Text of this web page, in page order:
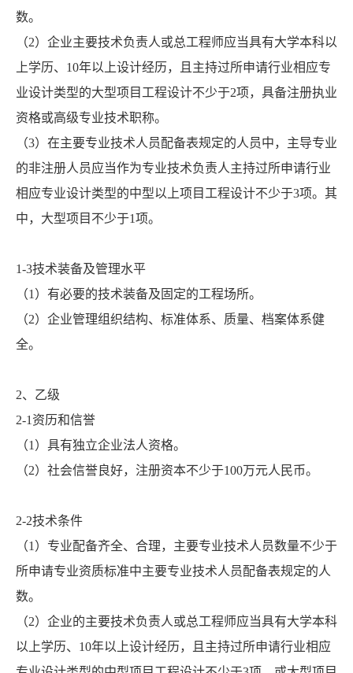
数。
（2）企业主要技术负责人或总工程师应当具有大学本科以
上学历、10年以上设计经历，且主持过所申请行业相应专
业设计类型的大型项目工程设计不少于2项，具备注册执业
资格或高级专业技术职称。
（3）在主要专业技术人员配备表规定的人员中，主导专业
的非注册人员应当作为专业技术负责人主持过所申请行业
相应专业设计类型的中型以上项目工程设计不少于3项。其
中，大型项目不少于1项。
1-3技术装备及管理水平
（1）有必要的技术装备及固定的工程场所。
（2）企业管理组织结构、标准体系、质量、档案体系健
全。
2、乙级
2-1资历和信誉
（1）具有独立企业法人资格。
（2）社会信誉良好，注册资本不少于100万元人民币。
2-2技术条件
（1）专业配备齐全、合理，主要专业技术人员数量不少于
所申请专业资质标准中主要专业技术人员配备表规定的人
数。
（2）企业的主要技术负责人或总工程师应当具有大学本科
以上学历、10年以上设计经历，且主持过所申请行业相应